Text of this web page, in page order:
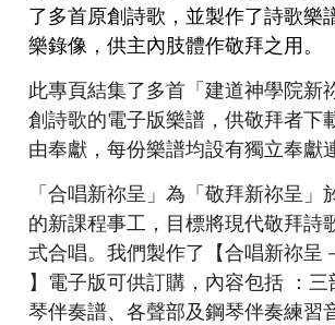
了多首原創詩歌，並製作了詩歌樂
樂錄像，供主內肢體作敬拜之用。
此專頁結集了多首「建道神學院新
創詩歌的電子版樂譜，供敬拜者下
由奉獻，每份樂譜均設有獨立奉獻
「合唱新祢呈」為「敬拜新祢呈」
的新課程事工，目標將現代敬拜詩
式合唱。我們製作了【合唱新祢呈
】電子版可供訂購，內容包括 ：
琴伴奏譜、各聲部及鋼琴伴奏練習